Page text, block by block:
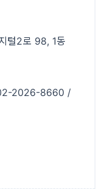
털2로 98, 1동
2026-8660 /